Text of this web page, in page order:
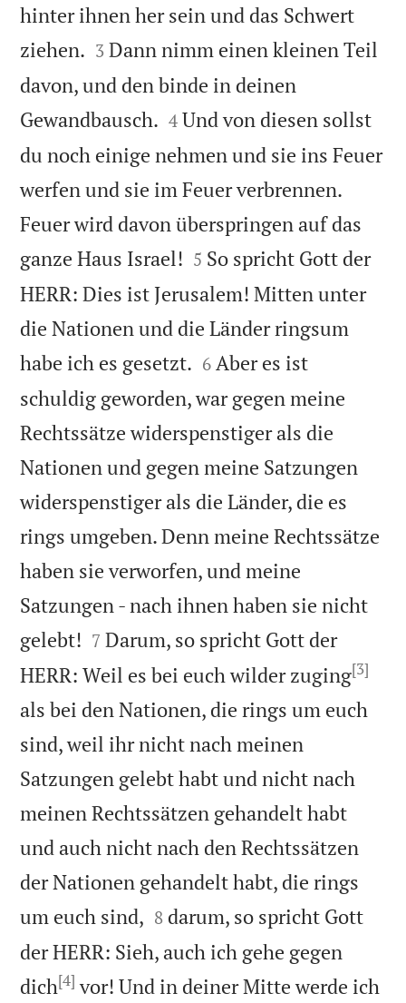
hinter ihnen her sein und das Schwert
ziehen. 

3 Dann nimm einen kleinen Teil
davon, und den binde in deinen
Gewandbausch. 

4 Und von diesen sollst
du noch einige nehmen und sie ins Feuer
werfen und sie im Feuer verbrennen.
Feuer wird davon überspringen auf das
ganze Haus Israel! 

5 So spricht Gott der
HERR: Dies ist Jerusalem! Mitten unter
die Nationen und die Länder ringsum
habe ich es gesetzt. 

6 Aber es ist
schuldig geworden, war gegen meine
Rechtssätze widerspenstiger als die
Nationen und gegen meine Satzungen
widerspenstiger als die Länder, die es
rings umgeben. Denn meine Rechtssätze
haben sie verworfen, und meine
Satzungen - nach ihnen haben sie nicht
gelebt! 

7 Darum, so spricht Gott der
HERR: Weil es bei euch wilder zuging[3]
als bei den Nationen, die rings um euch
sind, weil ihr nicht nach meinen
Satzungen gelebt habt und nicht nach
meinen Rechtssätzen gehandelt habt
und auch nicht nach den Rechtssätzen
der Nationen gehandelt habt, die rings
um euch sind, 

8 darum, so spricht Gott
der HERR: Sieh, auch ich gehe gegen
dich[4] vor! Und in deiner Mitte werde ich